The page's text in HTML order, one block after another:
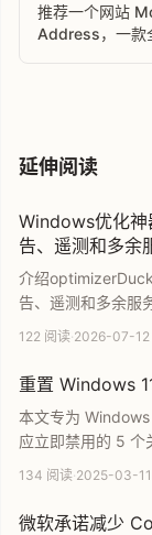
推荐一个网站
Address，一款
延伸阅读
Windows优化
告、遥测和多余
介绍
告、遥测和多余服
NVIDIA、Intel显
122 阅读·2026-07-12
重置 Windows
本文专为
应立即禁用的 5 个
及通知声音等功能
更流畅、更专注的
134 阅读·2025-03-11
微软承诺减少